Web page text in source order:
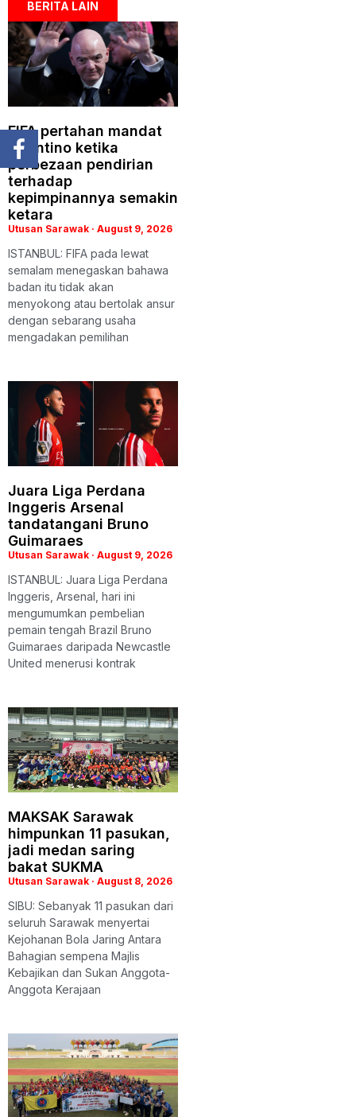
BERITA LAIN
FIFA pertahan mandat
Infantino ketika
perbezaan pendirian
terhadap
kepimpinannya semakin
ketara
Utusan Sarawak August 9, 2026
ISTANBUL: FIFA pada lewat
semalam menegaskan bahawa
badan itu tidak akan
menyokong atau bertolak ansur
dengan sebarang usaha
mengadakan pemilihan
Juara Liga Perdana
Inggeris Arsenal
tandatangani Bruno
Guimaraes
Utusan Sarawak August 9, 2026
ISTANBUL: Juara Liga Perdana
Inggeris, Arsenal, hari ini
mengumumkan pembelian
pemain tengah Brazil Bruno
Guimaraes daripada Newcastle
United menerusi kontrak
MAKSAK Sarawak
himpunkan 11 pasukan,
jadi medan saring
bakat SUKMA
Utusan Sarawak August 8, 2026
SIBU: Sebanyak 11 pasukan dari
seluruh Sarawak menyertai
Kejohanan Bola Jaring Antara
Bahagian sempena Majlis
Kebajikan dan Sukan Anggota-
Anggota Kerajaan